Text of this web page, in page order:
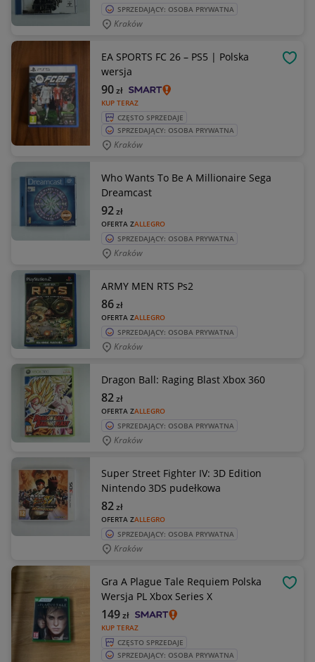
SPRZEDAJĄCY: OSOBA PRYWATNA
Kraków
EA SPORTS FC 26 – PS5 | Polska
wersja
KUP TERAZ
90zł
CZĘSTO SPRZEDAJE
SPRZEDAJĄCY: OSOBA PRYWATNA
Kraków
Who Wants To Be A Millionaire Sega
Dreamcast
OFERTA ZALLEGRO
92zł
SPRZEDAJĄCY: OSOBA PRYWATNA
Kraków
ARMY MEN RTS Ps2
OFERTA ZALLEGRO
86zł
SPRZEDAJĄCY: OSOBA PRYWATNA
Kraków
Dragon Ball: Raging Blast Xbox 360
OFERTA ZALLEGRO
82zł
SPRZEDAJĄCY: OSOBA PRYWATNA
Kraków
Super Street Fighter IV: 3D Edition
Nintendo 3DS pudełkowa
OFERTA ZALLEGRO
82zł
SPRZEDAJĄCY: OSOBA PRYWATNA
Kraków
Gra A Plague Tale Requiem Polska
Wersja PL Xbox Series X
KUP TERAZ
149zł
CZĘSTO SPRZEDAJE
SPRZEDAJĄCY: OSOBA PRYWATNA